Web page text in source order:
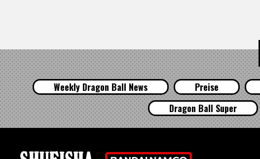
Weekly Dragon Ball News Preise
Dragon Ball Super